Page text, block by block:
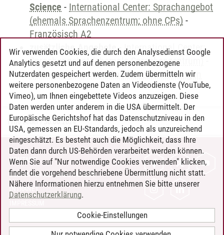
Science - International Center: Sprachangebot
(ehemals Sprachenzentrum; ohne CPs) -
Französisch A2
zusätzliche Angebote- International Center:
Sprachangebot (ehemals Sprachenzentrum)
Sprachangebot und Sonderveranstaltungen
Timo Leder/30.06.2024
KONTAKT
LEUPHANA ALS ARBEITGEBER
INTRANET
BARRIEREFREIHEIT
Wir verwenden Cookies, die durch den Analysedienst Google
Analytics gesetzt und auf denen personenbezogene
Nutzerdaten gespeichert werden. Zudem übermitteln wir
weitere personenbezogene Daten an Videodienste (YouTube,
Vimeo), um Ihnen eingebettete Videos anzuzeigen. Diese
Daten werden unter anderem in die USA übermittelt. Der
Europäische Gerichtshof hat das Datenschutzniveau in den
USA, gemessen an EU-Standards, jedoch als unzureichend
eingeschätzt. Es besteht auch die Möglichkeit, dass Ihre
Daten dann durch US-Behörden verarbeitet werden können.
Wenn Sie auf "Nur notwendige Cookies verwenden" klicken,
findet die vorgehend beschriebene Übermittlung nicht statt.
Nähere Informationen hierzu entnehmen Sie bitte unserer
Datenschutzerklärung.
Cookie-Einstellungen